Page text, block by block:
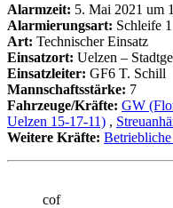
Alarmzeit: 5. Mai 2021 um
Alarmierungsart: Schleife 1
Art: Technischer Einsatz
Einsatzort: Uelzen –
Einsatzleiter: GF6 T. Schill
Mannschaftsstärke: 7
Fahrzeuge/Kräfte: GW
Uelzen 15-17-11) ,
Weitere Kräfte:
cof